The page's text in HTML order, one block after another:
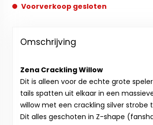
Voorverkoop gesloten
Omschrijving
Zena Crackling Willow
Dit is alleen voor de echte grote
tails spatten uit elkaar in een
willow met een crackling silver strobe
Dit alles geschoten in Z-shape